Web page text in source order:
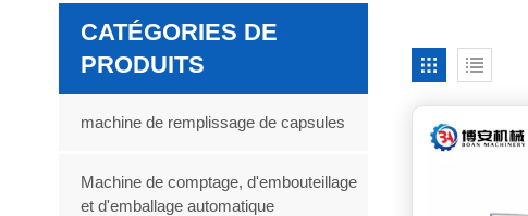
CATÉGORIES DE
PRODUITS
machine de remplissage de capsules
Machine de comptage, d'embouteillage
et d'emballage automatique